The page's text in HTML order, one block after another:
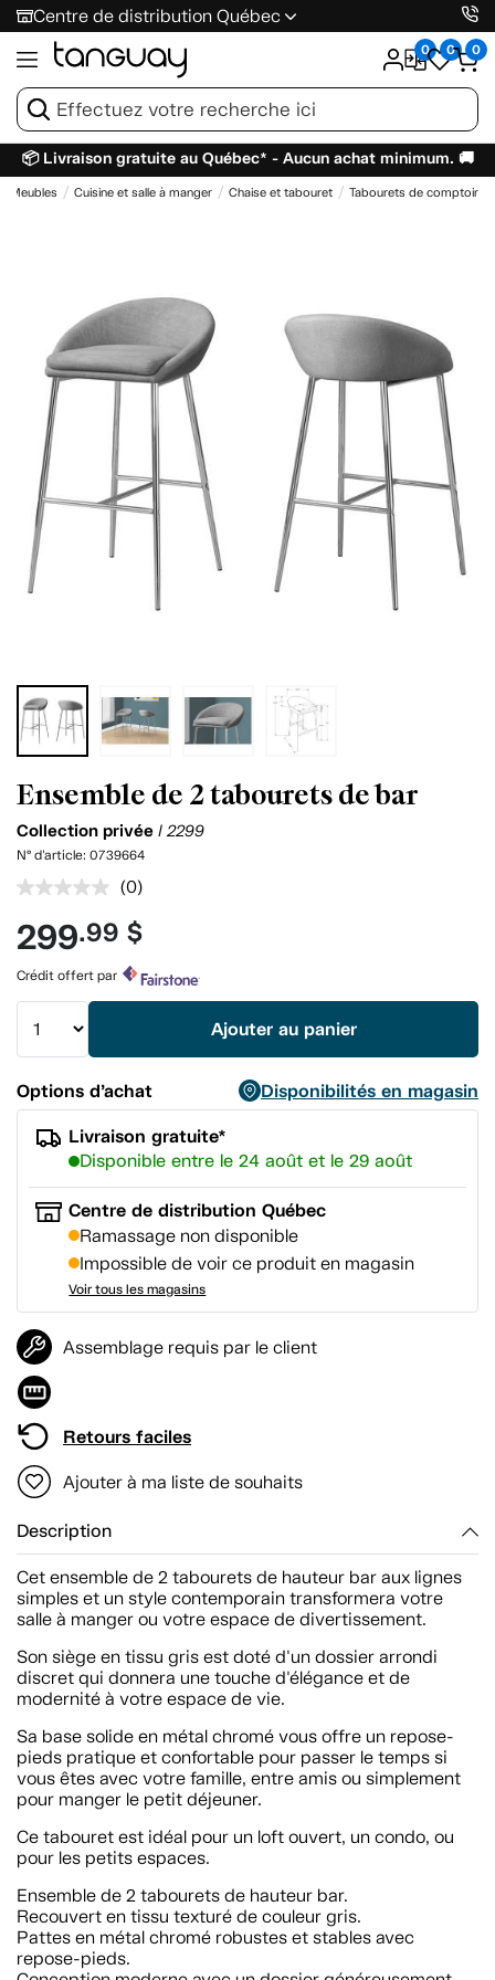
Centre de distribution Québec
0 0 0
📦 Livraison gratuite au Québec* - Aucun achat minimum. 🚚
Meubles Cuisine et salle à manger Chaise et tabouret Tabourets de comptoir
Ensemble de 2 tabourets de bar
Collection privée I 2299
N° d'article: 0739664
Aucune
pour
ce
produit.
Lien
vers
page.
(0)
299.99 $
Crédit offert par
Ajouter au panier
Options d’achat
Disponibilités en magasin
Livraison gratuite*
Disponible entre le 24 août et le 29 août
Centre de distribution Québec
Ramassage non disponible
Impossible de voir ce produit en magasin
Voir tous les magasins
Assemblage requis par le client
Retours faciles
Ajouter à ma liste de souhaits
Description
Cet ensemble de 2 tabourets de hauteur bar aux lignes
simples et un style contemporain transformera votre
salle à manger ou votre espace de divertissement.
Son siège en tissu gris est doté d'un dossier arrondi
discret qui donnera une touche d'élégance et de
modernité à votre espace de vie.
Sa base solide en métal chromé vous offre un repose-
pieds pratique et confortable pour passer le temps si
vous êtes avec votre famille, entre amis ou simplement
pour manger le petit déjeuner.
Ce tabouret est idéal pour un loft ouvert, un condo, ou
pour les petits espaces.
Ensemble de 2 tabourets de hauteur bar.
Recouvert en tissu texturé de couleur gris.
Pattes en métal chromé robustes et stables avec
repose-pieds.